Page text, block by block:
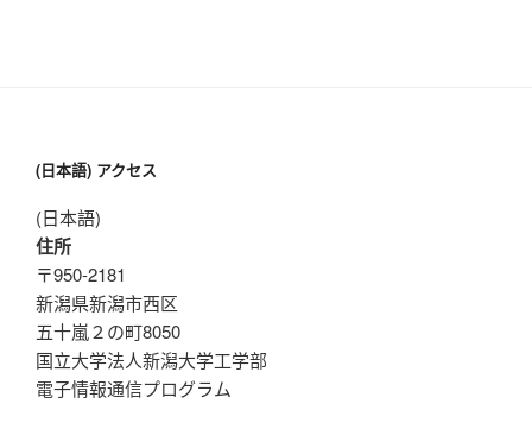
(日本語) アクセス
(日本語)
住所
〒950-2181
新潟県新潟市西区
五十嵐２の町8050
国立大学法人新潟大学工学部
電子情報通信プログラム